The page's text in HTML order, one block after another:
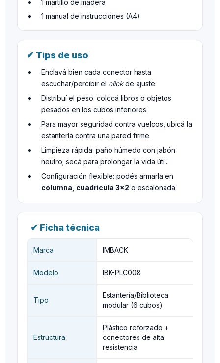
1 martillo de madera
1 manual de instrucciones (A4)
✔ Tips de uso
Enclavá bien cada conector hasta
escuchar/percibir el clickde ajuste.
Distribuí el peso: colocá libros o objetos
pesados en los cubos inferiores.
Para mayor seguridad contra vuelcos, ubicá la
estantería contra una pared firme.
Limpieza rápida: paño húmedo con jabón
neutro; secá para prolongar la vida útil.
Configuración flexible: podés armarla en
columna, cuadrícula 3×2 o escalonada.
✔ Ficha técnica
Marca IMBACK
Modelo IBK-PLC008
Tipo
Estantería/Biblioteca
modular (6 cubos)
Estructura
Plástico reforzado +
conectores de alta
resistencia